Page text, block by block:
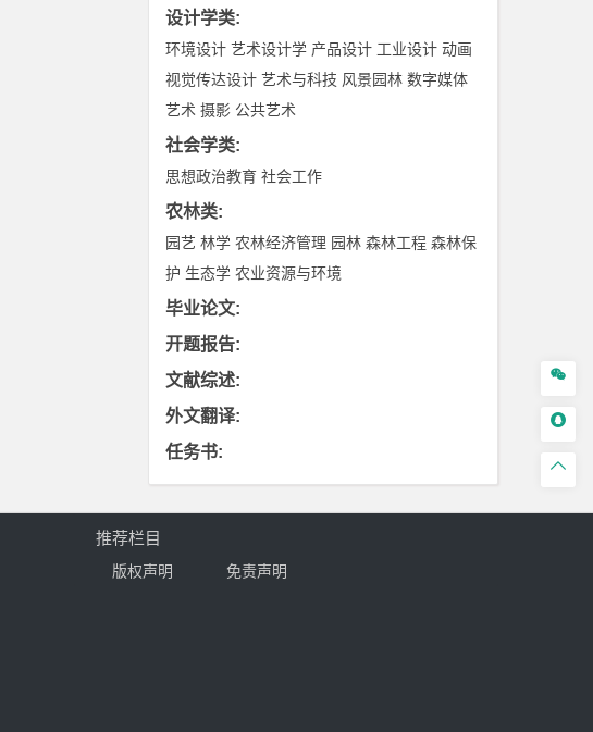
设计学类:
环境设计 艺术设计学 产品设计 工业设计 动画
视觉传达设计 艺术与科技 风景园林 数字媒体
艺术 摄影 公共艺术
社会学类:
思想政治教育 社会工作
农林类:
园艺 林学 农林经济管理 园林 森林工程 森林保
护 生态学 农业资源与环境
毕业论文:
开题报告:
文献综述:
外文翻译:
任务书:



推荐栏目
版权声明 免责声明